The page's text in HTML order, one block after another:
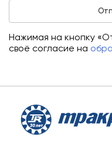
Нажимая на кнопку
своё согласие на